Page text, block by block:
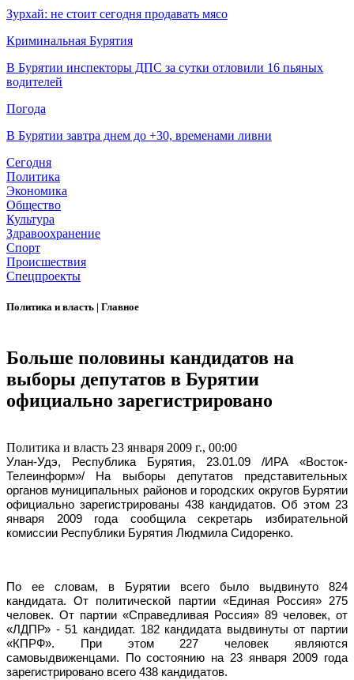
Зурхай: не стоит сегодня продавать мясо
Криминальная Бурятия
В Бурятии инспекторы ДПС за сутки отловили 16 пьяных
водителей
Погода
В Бурятии завтра днем до +30, временами ливни
Сегодня
Политика
Экономика
Общество
Культура
Здравоохранение
Спорт
Происшествия
Спецпроекты
Политика и власть | Главное
Больше половины кандидатов на
выборы депутатов в Бурятии
официально зарегистрировано
Политика и власть 23 января 2009 г., 00:00
Улан-Удэ, Республика Бурятия, 23.01.09 /ИРА «Восток-
Телеинформ»/ На выборы депутатов представительных
органов муниципальных районов и городских округов Бурятии
официально зарегистрированы 438 кандидатов. Об этом 23
января 2009 года сообщила секретарь избирательной
комиссии Республики Бурятия Людмила Сидоренко.
По ее словам, в Бурятии всего было выдвинуто 824
кандидата. От политической партии «Единая Россия» 275
человек. От партии «Справедливая Россия» 89 человек, от
«ЛДПР» - 51 кандидат. 182 кандидата выдвинуты от партии
«КПРФ». При этом 227 человек являются
самовыдвиженцами. По состоянию на 23 января 2009 года
зарегистрировано всего 438 кандидатов.